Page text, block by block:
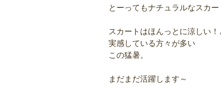
とーってもナチュラルなスカー
スカートはほんっとに涼しい！
実感している方々が多い
この猛暑。
まだまだ活躍します～